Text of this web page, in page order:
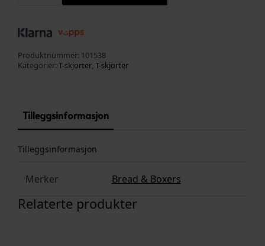
White
antall
Produktnummer: 101538
Kategorier: T-skjorter, T-skjorter
Tilleggsinformasjon
Tilleggsinformasjon
Merker Bread & Boxers
Relaterte produkter